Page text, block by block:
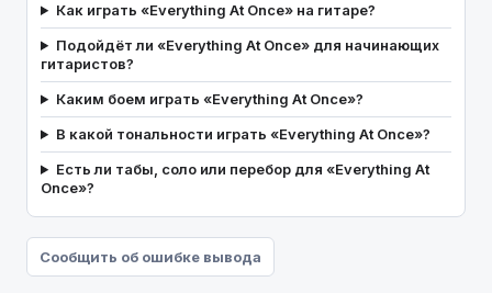
Сообщить об ошибке вывода
Как играть «Everything At Once» на гитаре?
Подойдёт ли «Everything At Once» для начинающих
гитаристов?
Каким боем играть «Everything At Once»?
В какой тональности играть «Everything At Once»?
Есть ли табы, соло или перебор для «Everything At
Once»?